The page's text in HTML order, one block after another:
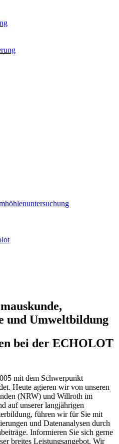
und Umweltbildung
bei der ECHOLOT
mit dem Schwerpunkt
Heute agieren wir von unseren
(NRW) und Willroth im
auf unserer langjährigen
führen wir für Sie mit
und Datenanalysen durch
Informieren Sie sich gerne
breites Leistungsangebot. Wir